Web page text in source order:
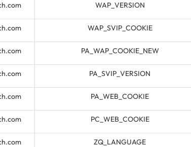
WAP_VERSION
WAP_SVIP_COOKIE
PA_WAP_COOKIE_NEW
PA_SVIP_VERSION
PA_WEB_COOKIE
PC_WEB_COOKIE
ZQ_LANGUAGE